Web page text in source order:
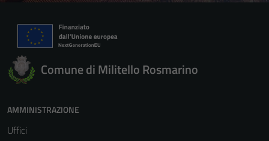
Comune di Militello Rosmarino
AMMINISTRAZIONE
Uffici